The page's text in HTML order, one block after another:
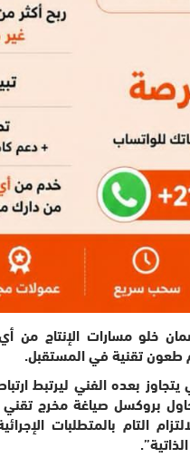
خلو مسارات الإنتاج
طعون تقنية في المستقبل.
بعده الفني ليرتبط
بروكسل صياغة مخرج
التام بالمتطلبات